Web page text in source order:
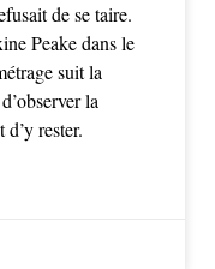
de se taire.
Peake dans le
suit la
la
rester.